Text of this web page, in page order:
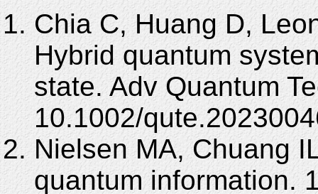
Chia C, Huang D,
Hybrid quantum
state. Adv Quantum
10.1002/
Nielsen MA, Chuang
quantum information.